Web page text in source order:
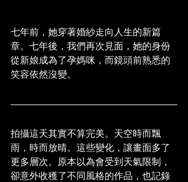
七年前，她穿著婚紗走向人生的新篇
章。七年後，我們再次見面，她的身份
從新娘成為了孕媽咪，而鏡頭前熟悉的
笑容依然沒變。
拍攝這天其實不算完美。天空時而飄
雨，時而放晴。這些變化，讓畫面多了
更多層次。原本以為會受到天氣限制，
卻意外收穫了不同風格的作品，也記錄